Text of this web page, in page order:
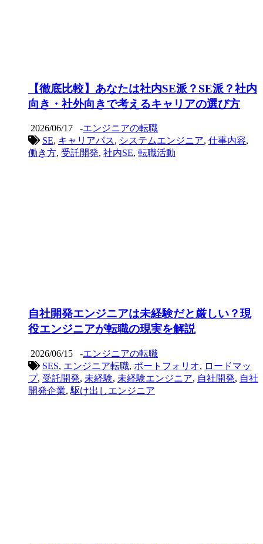
【徹底比較】あなたは社内SE派？SE派？社内
向き・社外向きで考えるキャリアの選び方
2026/06/17 -エンジニアの転職
SE, キャリアパス, システムエンジニア, 仕事内容,
働き方, 受託開発, 社内SE, 転職活動
自社開発エンジニアは未経験だと厳しい？現
役エンジニアが転職の現実を解説
2026/06/15 -エンジニアの転職
SES, エンジニア転職, ポートフォリオ, ロードマッ
プ, 受託開発, 未経験, 未経験エンジニア, 自社開発, 自社
開発企業, 駆け出しエンジニア